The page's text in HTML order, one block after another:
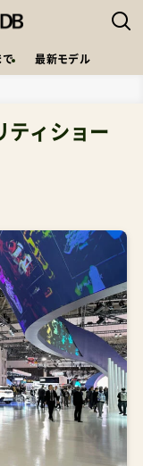
で 最新モデル
ティショー